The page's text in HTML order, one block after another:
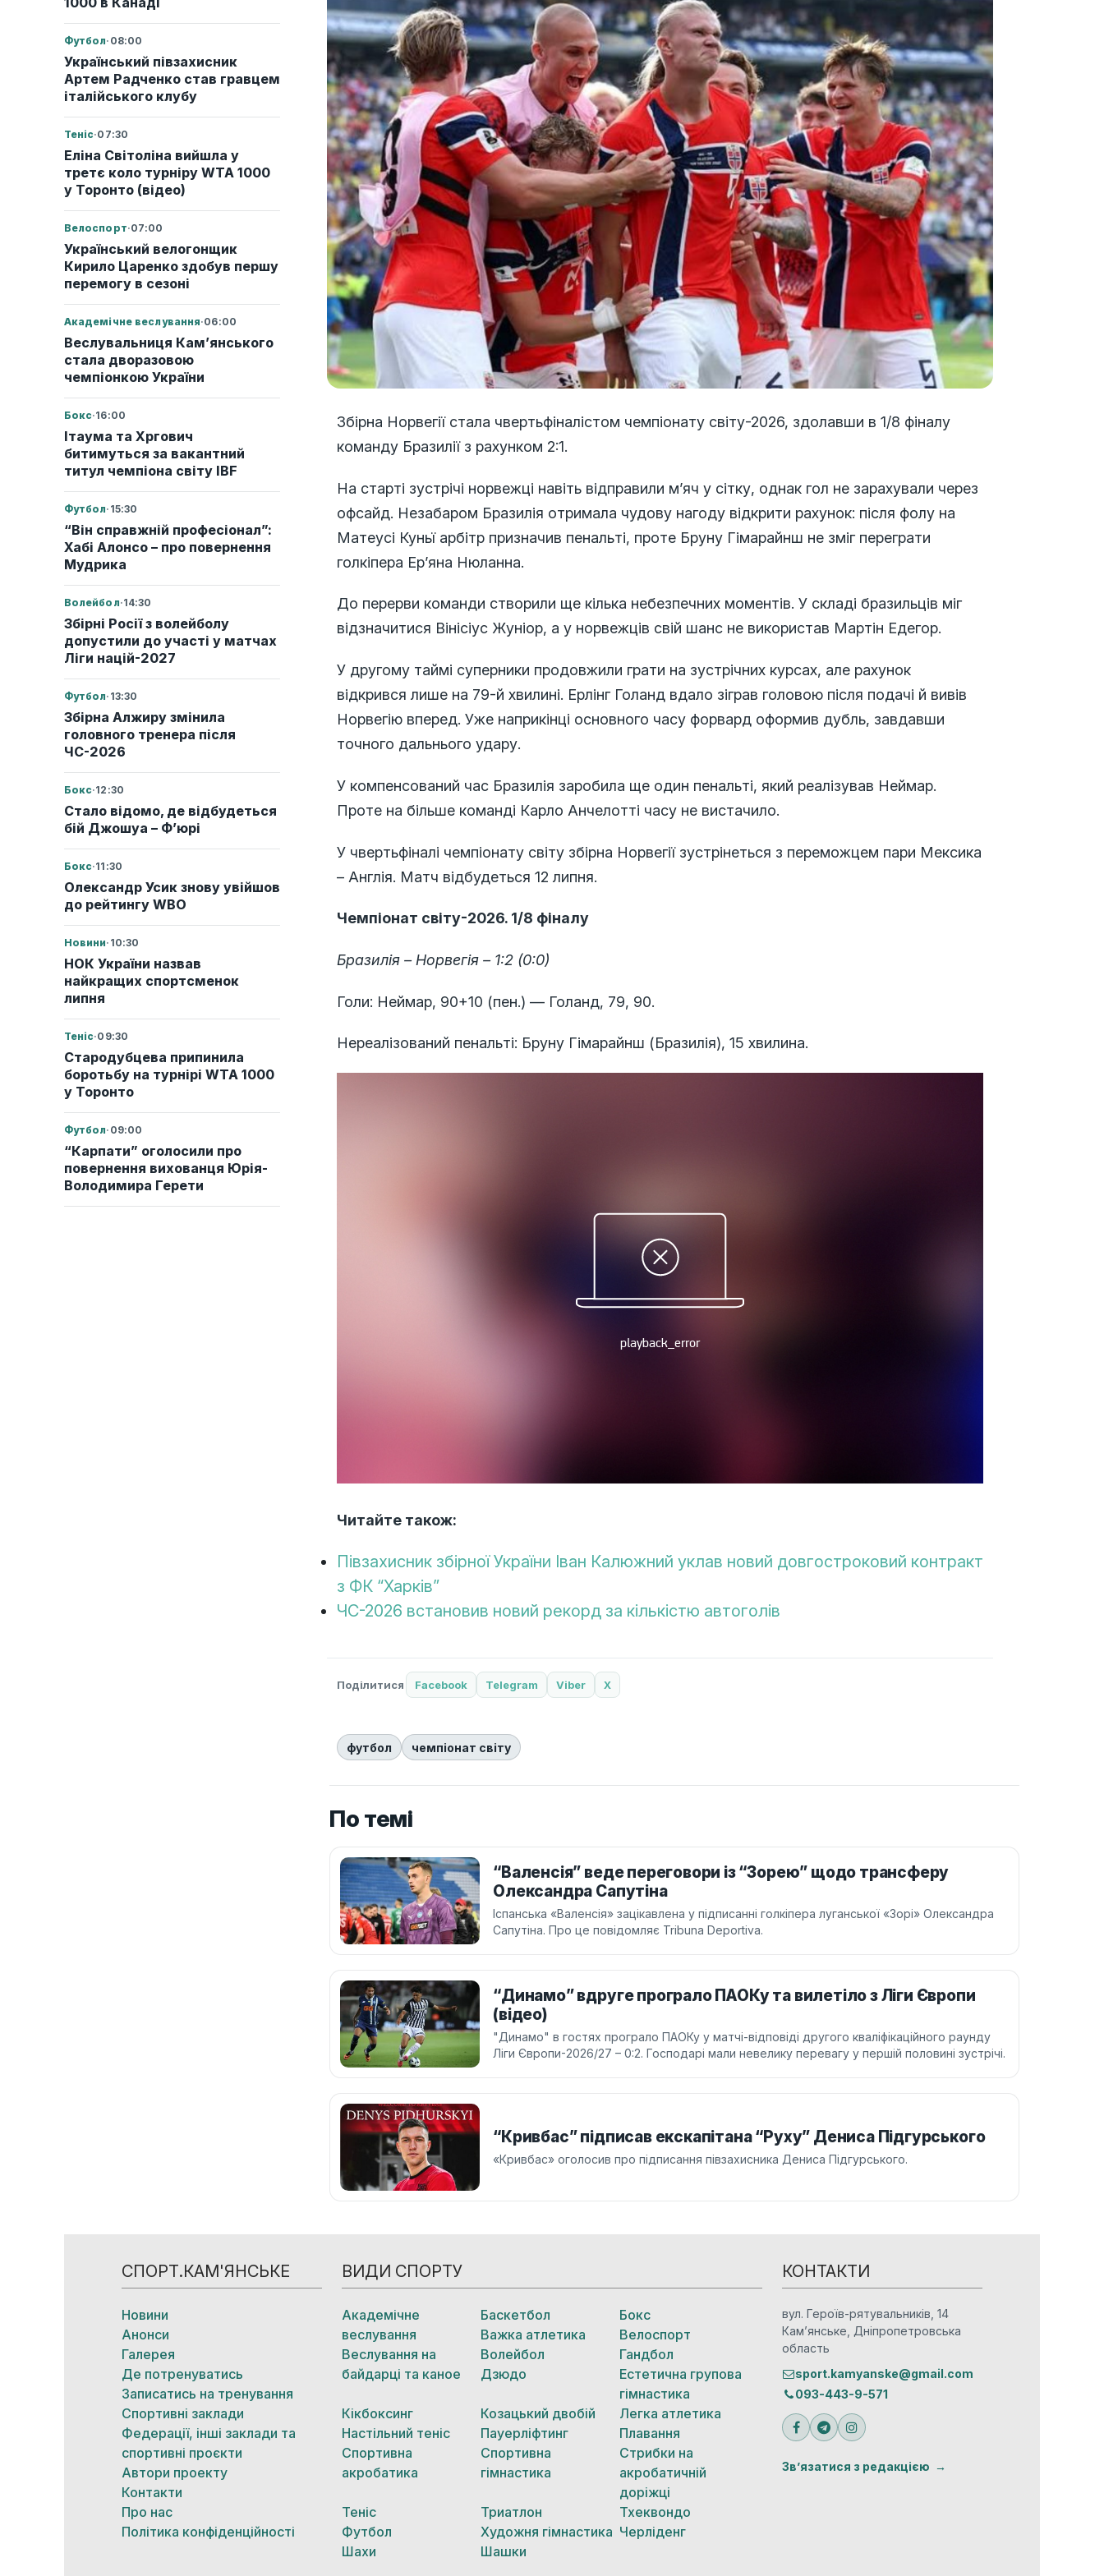
Футбол· 08:00
Український півзахисник
Артем Радченко став гравцем
італійського клубу
Теніс·07:30
Еліна Світоліна вийшла у
третє коло турніру WTA 1000
у Торонто (відео)
Велоспорт·07:00
Український велогонщик
Кирило Царенко здобув першу
перемогу в сезоні
Академічне веслування·06:00
Веслувальниця Кам’янського
стала дворазовою
чемпіонкою України
Бокс·16:00
Ітаума та Хргович
битимуться за вакантний
титул чемпіона світу IBF
Футбол· 15:30
“Він справжній професіонал”:
Хабі Алонсо – про повернення
Мудрика
Волейбол·14:30
Збірні Росії з волейболу
допустили до участі у матчах
Ліги націй-2027
Футбол· 13:30
Збірна Алжиру змінила
головного тренера після
ЧС-2026
Бокс·12:30
Стало відомо, де відбудеться
бій Джошуа – Ф’юрі
Бокс·11:30
Олександр Усик знову увійшов
до рейтингу WBO
Новини· 10:30
НОК України назвав
найкращих спортсменок
липня
Теніс·09:30
Стародубцева припинила
боротьбу на турнірі WTA 1000
у Торонто
Футбол· 09:00
“Карпати” оголосили про
повернення вихованця Юрія-
Володимира Герети
Збірна Норвегії стала чвертьфіналістом чемпіонату світу-2026, здолавши в 1/8 фіналу
команду Бразилії з рахунком 2:1.
На старті зустрічі норвежці навіть відправили м’яч у сітку, однак гол не зарахували через
офсайд. Незабаром Бразилія отримала чудову нагоду відкрити рахунок: після фолу на
Матеусі Куньї арбітр призначив пенальті, проте Бруну Гімарайнш не зміг переграти
голкіпера Ер’яна Нюланна.
До перерви команди створили ще кілька небезпечних моментів. У складі бразильців міг
відзначитися Вінісіус Жуніор, а у норвежців свій шанс не використав Мартін Едегор.
У другому таймі суперники продовжили грати на зустрічних курсах, але рахунок
відкрився лише на 79-й хвилині. Ерлінг Голанд вдало зіграв головою після подачі й вивів
Норвегію вперед. Уже наприкінці основного часу форвард оформив дубль, завдавши
точного дальнього удару.
У компенсований час Бразилія заробила ще один пенальті, який реалізував Неймар.
Проте на більше команді Карло Анчелотті часу не вистачило.
У чвертьфіналі чемпіонату світу збірна Норвегії зустрінеться з переможцем пари Мексика
– Англія. Матч відбудеться 12 липня.
Чемпіонат світу-2026. 1/8 фіналу
Бразилія – Норвегія – 1:2 (0:0)
Голи: Неймар, 90+10 (пен.) — Голанд, 79, 90.
Нереалізований пенальті: Бруну Гімарайнш (Бразилія), 15 хвилина.
Читайте також:
Півзахисник збірної України Іван Калюжний уклав новий довгостроковий контракт
з ФК “Харків”
ЧС-2026 встановив новий рекорд за кількістю автоголів
Поділитися Facebook Telegram Viber X
футбол чемпіонат світу
По темі
“Валенсія” веде переговори із “Зорею” щодо трансферу
Олександра Сапутіна
Іспанська «Валенсія» зацікавлена у підписанні голкіпера луганської «Зорі» Олександра
Сапутіна. Про це повідомляє Tribuna Deportiva.
“Динамо” вдруге програло ПАОКу та вилетіло з Ліги Європи
(відео)
"Динамо" в гостях програло ПАОКу у матчі-відповіді другого кваліфікаційного раунду
Ліги Європи-2026/27 – 0:2. Господарі мали невелику перевагу у першій половині зустрічі.
“Кривбас” підписав екскапітана “Руху” Дениса Підгурського
«Кривбас» оголосив про підписання півзахисника Дениса Підгурського.
СПОРТ.КАМ'ЯНСЬКЕ
Новини
Анонси
Галерея
Де потренуватись
Записатись на тренування
Спортивні заклади
Федерації, інші заклади та
спортивні проєкти
Автори проекту
Контакти
Про нас
Політика конфіденційності
ВИДИ СПОРТУ
Академічне
веслування
Баскетбол
Бокс
Важка атлетика
Велоспорт
Веслування на
байдарці та каное
Волейбол
Гандбол
Дзюдо
Естетична групова
гімнастика
Кікбоксинг
Козацький двобій
Легка атлетика
Настільний теніс
Пауерліфтинг
Плавання
Спортивна
акробатика
Спортивна
гімнастика
Стрибки на
акробатичній
доріжці
Теніс
Триатлон
Тхеквондо
Футбол
Художня гімнастика Черліденг
Шахи
Шашки
КОНТАКТИ
вул. Героїв-рятувальників, 14
Кам’янське, Дніпропетровська
область
sport.kamyanske@gmail.com
093-443-9-571
Зв’язатися з редакцією